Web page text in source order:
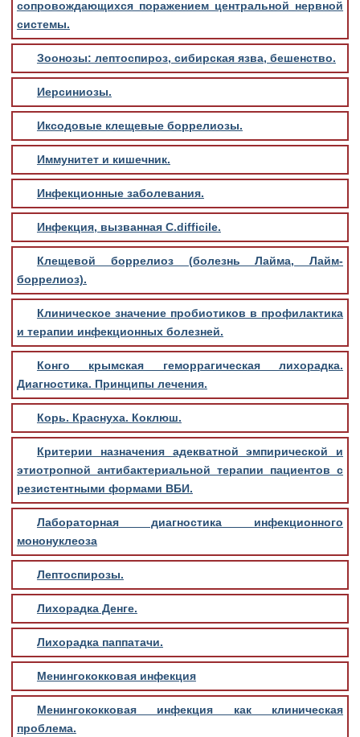
сопровождающихся поражением центральной нервной
системы.
Зоонозы: лептоспироз, сибирская язва, бешенство.
Иерсиниозы.
Иксодовые клещевые боррелиозы.
Иммунитет и кишечник.
Инфекционные заболевания.
Инфекция, вызванная C.difficile.
Клещевой боррелиоз (болезнь Лайма, Лайм-
боррелиоз).
Клиническое значение пробиотиков в профилактика
и терапии инфекционных болезней.
Конго крымская геморрагическая лихорадка.
Диагностика. Принципы лечения.
Корь. Краснуха. Коклюш.
Критерии назначения адекватной эмпирической и
этиотропной антибактериальной терапии пациентов с
резистентными формами ВБИ.
Лабораторная диагностика инфекционного
мононуклеоза
Лептоспирозы.
Лихорадка Денге.
Лихорадка паппатачи.
Менингококковая инфекция
Менингококковая инфекция как клиническая
проблема.